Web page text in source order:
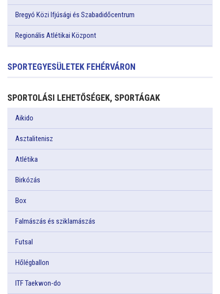
Bregyó Közi Ifjúsági és Szabadidőcentrum
Regionális Atlétikai Központ
SPORTEGYESÜLETEK FEHÉRVÁRON
SPORTOLÁSI LEHETŐSÉGEK, SPORTÁGAK
Aikido
Asztalitenisz
Atlétika
Birkózás
Box
Falmászás és sziklamászás
Futsal
Hőlégballon
ITF Taekwon-do